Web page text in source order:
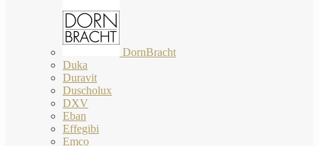
DornBracht
Duka
Duravit
Duscholux
DXV
Eban
Effegibi
Emco